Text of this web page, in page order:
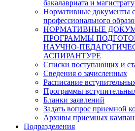
бакалавриата и
Нормативные документы
профессионального
НОРМАТИВНЫЕ
ПРОГРАММЫ
НАУЧНО-
АСПИРАНТУРЕ
Списки поступающих и
Сведения о зачисленных
Расписание
Программы
Бланки заявлений
Задать вопрос приемной
Архивы приемных
Подразделения